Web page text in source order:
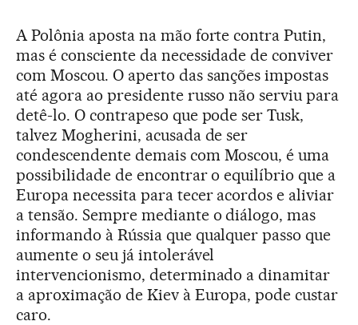
A Polônia aposta na mão forte contra Putin,
mas é consciente da necessidade de conviver
com Moscou. O aperto das sanções impostas
até agora ao presidente russo não serviu para
detê-lo. O contrapeso que pode ser Tusk,
talvez Mogherini, acusada de ser
condescendente demais com Moscou, é uma
possibilidade de encontrar o equilíbrio que a
Europa necessita para tecer acordos e aliviar
a tensão. Sempre mediante o diálogo, mas
informando à Rússia que qualquer passo que
aumente o seu já intolerável
intervencionismo, determinado a dinamitar
a aproximação de Kiev à Europa, pode custar
caro.